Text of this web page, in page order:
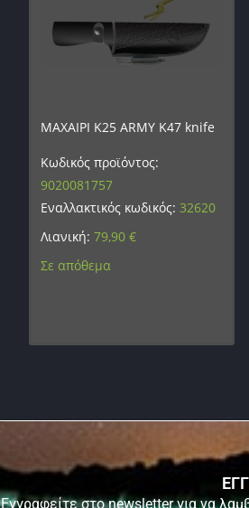
ΜΑΧΑΙΡΙ K25 ARMY K47 knife
Κωδικός προϊόντος:
9020081757
Εναλλακτικός κωδικός: 32620
Λιανική:79,90€
Σε απόθεμα
Εγγραφείτε στο newsletter για να